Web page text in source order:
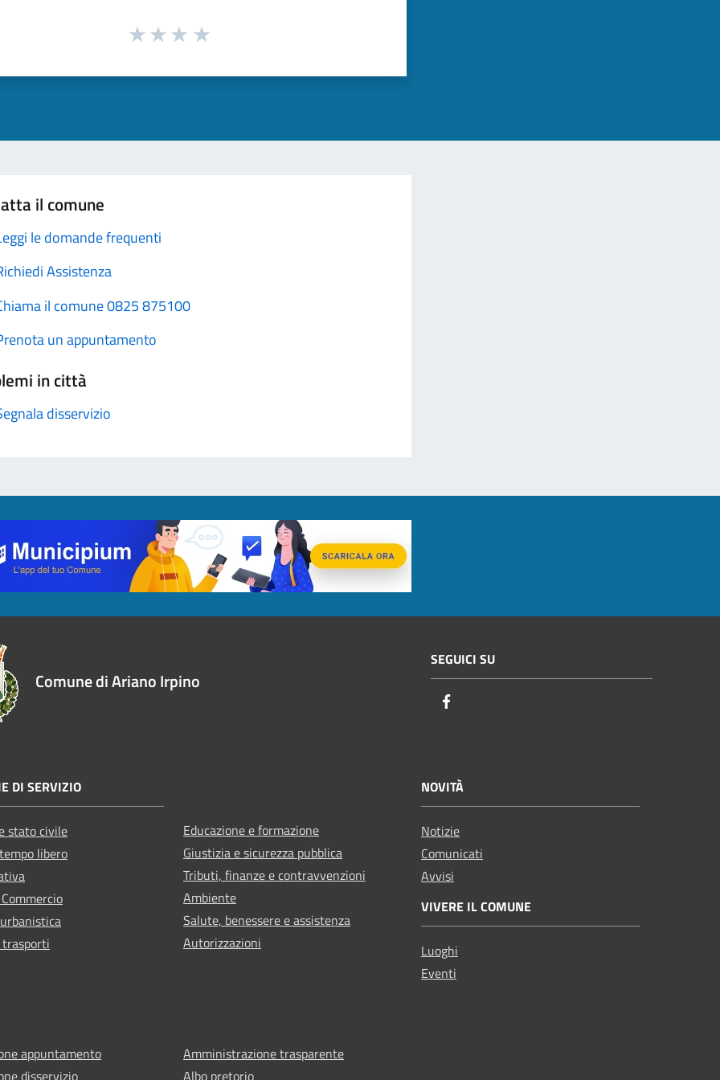
il comune
le domande frequenti
Assistenza
il comune 0825 875100
un appuntamento
in città
disservizio
Comune di Ariano Irpino
SEGUICI SU
DI SERVIZIO
stato civile
libero
Educazione e formazione
Giustizia e sicurezza pubblica
Tributi, finanze e contravvenzioni
Ambiente
Salute, benessere e assistenza
Autorizzazioni
NOVITÀ
Notizie
Comunicati
Avvisi
VIVERE IL COMUNE
Luoghi
Eventi
appuntamento
disservizio
Amministrazione trasparente
Albo pretorio